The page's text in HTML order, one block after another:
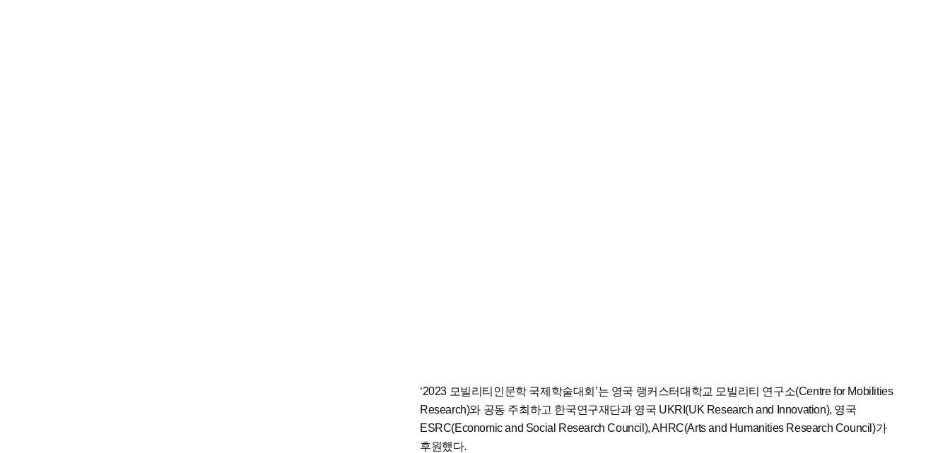
‘2023 모빌리티인문학 국제학술대회’는 영국 랭커스터대학교 모빌리티 연구소(Centre for Mobilities
Research)와 공동 주최하고 한국연구재단과 영국 UKRI(UK Research and Innovation), 영국
ESRC(Economic and Social Research Council), AHRC(Arts and Humanities Research Council)가
후원했다.